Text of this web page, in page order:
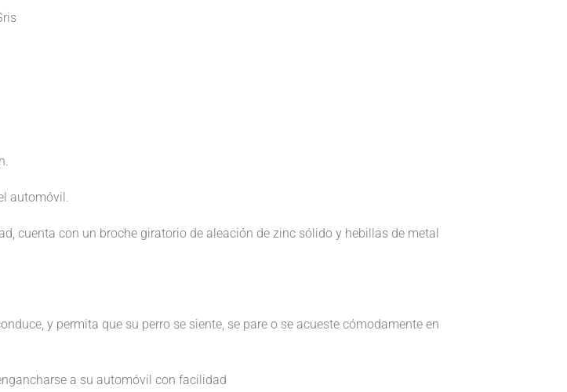
automóvil.
cuenta con un broche giratorio de aleación de zinc sólido y hebillas de metal
y permita que su perro se siente, se pare o se acueste cómodamente en
a su automóvil con facilidad